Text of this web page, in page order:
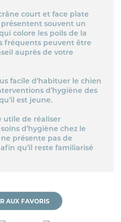
court et face plate
souvent un
colore les poils de la
fréquents peuvent être
auprès de votre
facile d’habituer le chien
d’hygiène des
est jeune.
utile de réaliser
d’hygiène chez le
présente pas de
qu’il reste familiarisé
AUX FAVORIS